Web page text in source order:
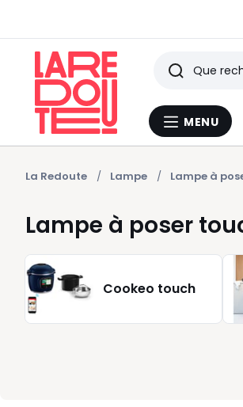
Menu
MENU
Rechercher
vus
La Redoute Lampe Lampe à
Lampe à poser
Cookeo touch